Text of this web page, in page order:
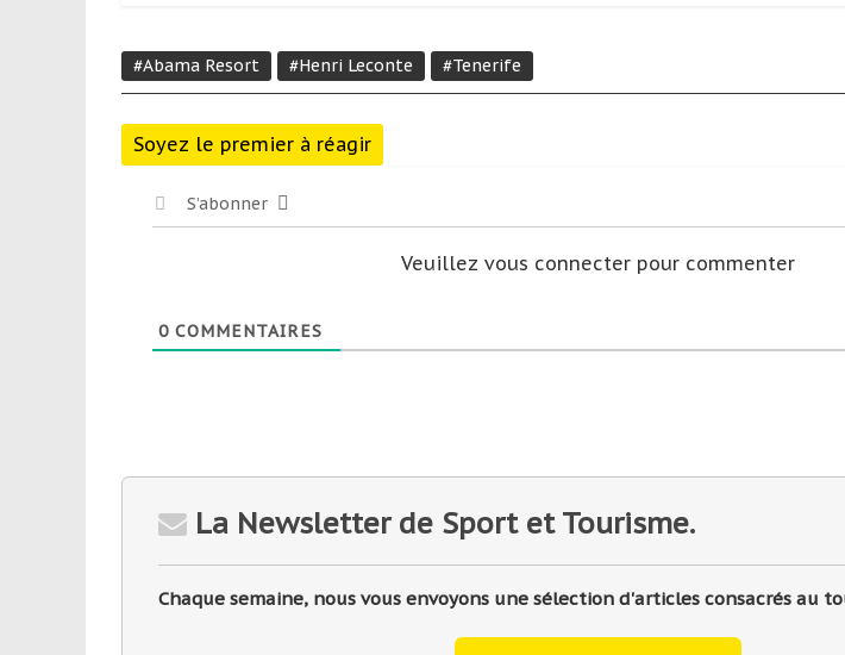
#Abama Resort #Henri Leconte #Tenerife
Soyez le premier à réagir
S’abonner
Veuillez vous connecter pour commenter
0 COMMENTAIRES
La Newsletter de Sport et Tourisme.
Chaque semaine, nous vous envoyons une sélection d'articles consacrés au